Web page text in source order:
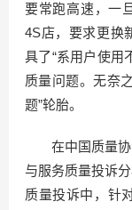
要常跑高速，一
4S店，要求更换
具了“系用户使用
质量问题。无奈
题”轮胎。
在中国质量协
与服务质量投诉
质量投诉中，针